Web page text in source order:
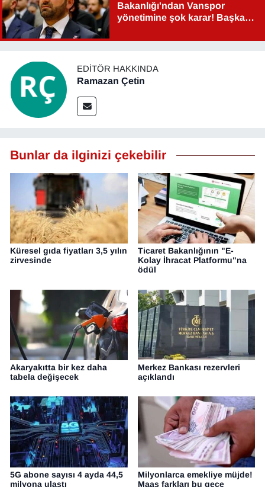
Bakanlığı'ndan Vanspor
yönetimine şok karar! Başkan
EDITÖR HAKKINDA
Ramazan Çetin
Bunlar da ilginizi çekebilir
Küresel gıda fiyatları 3,5 yılın
zirvesinde
Ticaret Bakanlığının "E-
Kolay İhracat Platformu"na
ödül
Akaryakıtta bir kez daha
tabela değişecek
Merkez Bankası rezervleri
açıklandı
5G abone sayısı 4 ayda 44,5
milyona ulaştı
Milyonlarca emekliye müjde!
Maaş farkları bu gece